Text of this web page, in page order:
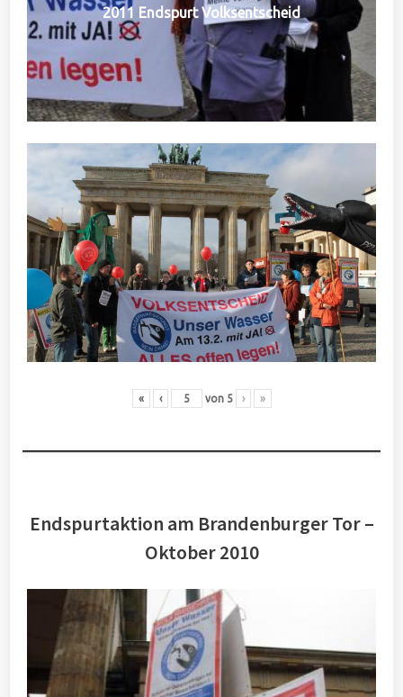
2011 Endspurt Volksentscheid
« ‹ von 5 › »
Endspurtaktion am Brandenburger Tor –
Oktober 2010